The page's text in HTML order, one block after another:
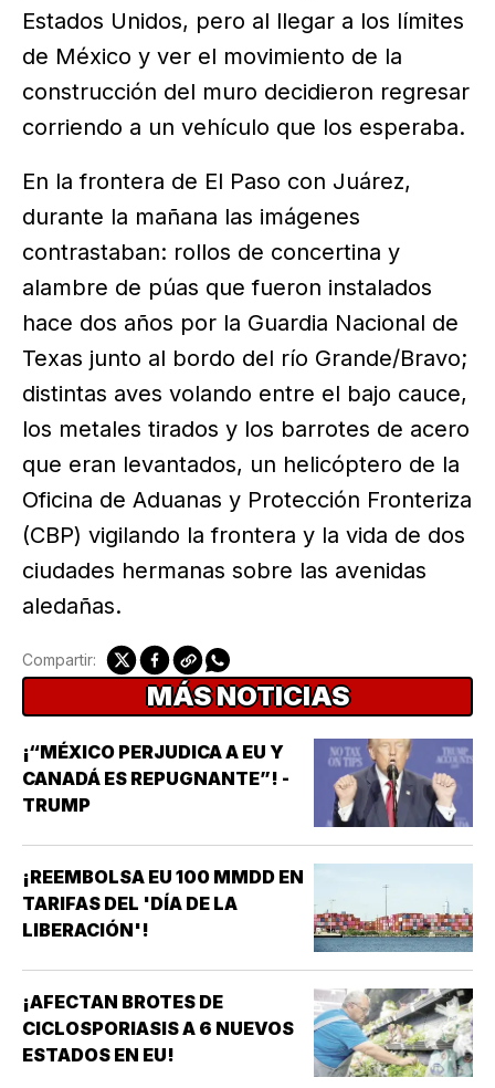
Estados Unidos, pero al llegar a los límites
de México y ver el movimiento de la
construcción del muro decidieron regresar
corriendo a un vehículo que los esperaba.
En la frontera de El Paso con Juárez,
durante la mañana las imágenes
contrastaban: rollos de concertina y
alambre de púas que fueron instalados
hace dos años por la Guardia Nacional de
Texas junto al bordo del río Grande/Bravo;
distintas aves volando entre el bajo cauce,
los metales tirados y los barrotes de acero
que eran levantados, un helicóptero de la
Oficina de Aduanas y Protección Fronteriza
(CBP) vigilando la frontera y la vida de dos
ciudades hermanas sobre las avenidas
aledañas.
Compartir:
MÁS NOTICIAS
¡“MÉXICO PERJUDICA A EU Y
CANADÁ ES REPUGNANTE”! -
TRUMP
¡REEMBOLSA EU 100 MMDD EN
TARIFAS DEL 'DÍA DE LA
LIBERACIÓN'!
¡AFECTAN BROTES DE
CICLOSPORIASIS A 6 NUEVOS
ESTADOS EN EU!